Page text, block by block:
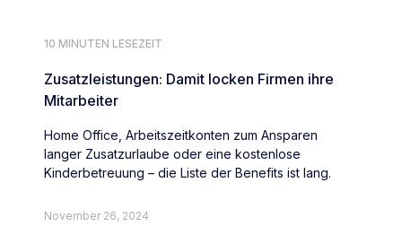
10 MINUTEN LESEZEIT
Zusatzleistungen: Damit locken Firmen ihre
Mitarbeiter
Home Office, Arbeitszeitkonten zum Ansparen
langer Zusatzurlaube oder eine kostenlose
Kinderbetreuung – die Liste der Benefits ist lang.
November 26, 2024